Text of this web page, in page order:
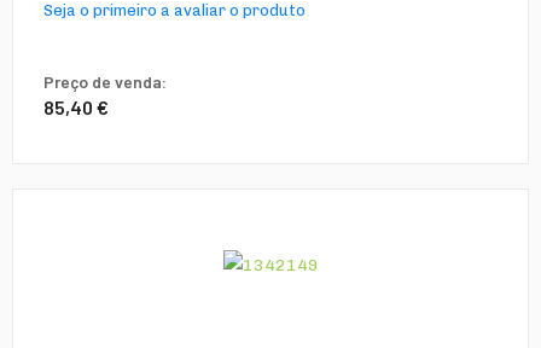
Seja o primeiro a avaliar o produto
Preço de venda:
85,40 €